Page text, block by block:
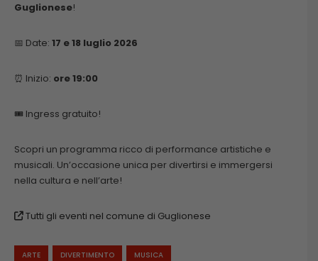
Guglionese!
📅 Date: 17 e 18 luglio 2026
⏰ Inizio: ore 19:00
🎟️ Ingress gratuito!
Scopri un programma ricco di performance artistiche e
musicali. Un’occasione unica per divertirsi e immergersi
nella cultura e nell’arte!
Tutti gli eventi nel comune di Guglionese
ARTE DIVERTIMENTO MUSICA